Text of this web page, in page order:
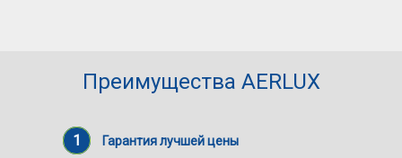
Преимущества AERLUX
1 Гарантия лучшей цены